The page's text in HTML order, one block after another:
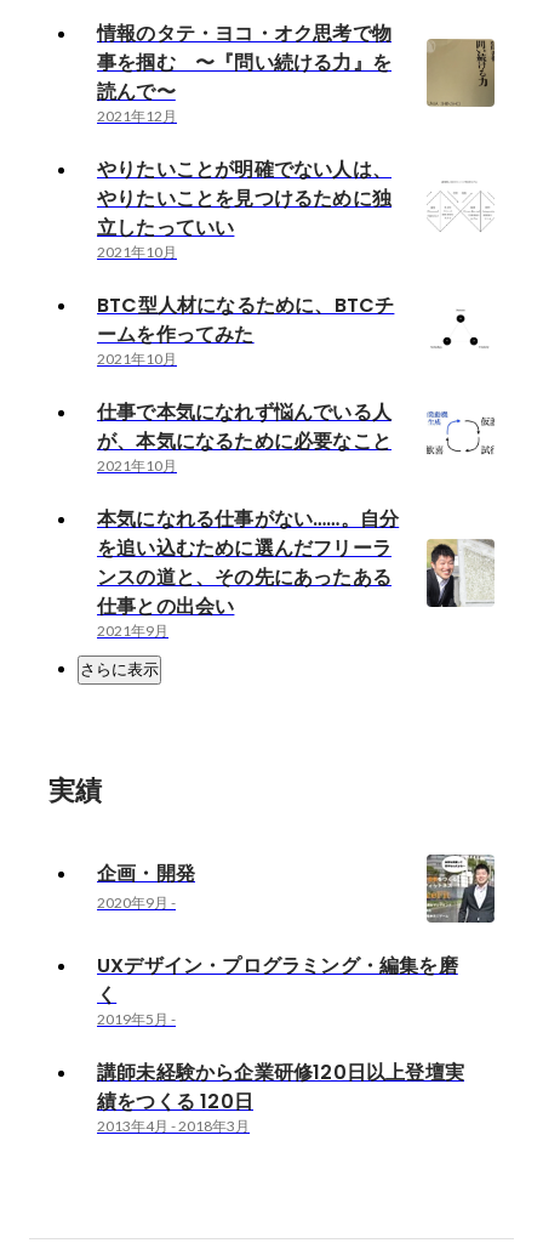
情報のタテ・ヨコ・オク思考で物
事を掴む 〜『問い続ける力』を
読んで〜
2021年12月
やりたいことが明確でない人は、
やりたいことを見つけるために独
立したっていい
2021年10月
BTC型人材になるために、BTCチ
ームを作ってみた
2021年10月
仕事で本気になれず悩んでいる人
が、本気になるために必要なこと
2021年10月
本気になれる仕事がない……。自分
を追い込むために選んだフリーラ
ンスの道と、その先にあったある
仕事との出会い
2021年9月
さらに表示
実績
企画・開発
2020年9月 -
UXデザイン・プログラミング・編集を磨
く
2019年5月 -
講師未経験から企業研修120日以上登壇実
績をつくる 120日
2013年4月 -2018年3月